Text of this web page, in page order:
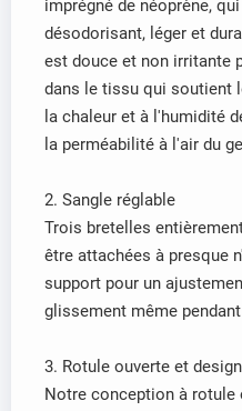
imprégné de néoprène,
désodorisant, léger et
est douce et non irritante
dans le tissu qui soutient
la chaleur et à l'humidité
la perméabilité à l'air du
2. Sangle réglable
Trois bretelles
être attachées à presque
support pour un
glissement même
3. Rotule ouverte et
Notre conception à rotule